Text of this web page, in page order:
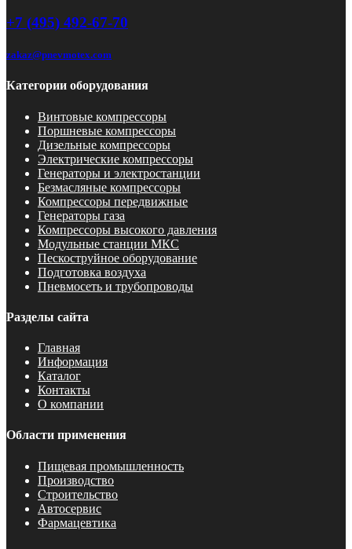
+7 (495) 492-67-70
zakaz@pnevmotex.com
Категории оборудования
Винтовые компрессоры
Поршневые компрессоры
Дизельные компрессоры
Электрические компрессоры
Генераторы и электростанции
Безмасляные компрессоры
Компрессоры передвижные
Генераторы газа
Компрессоры высокого давления
Модульные станции МКС
Пескоструйное оборудование
Подготовка воздуха
Пневмосеть и трубопроводы
Разделы сайта
Главная
Информация
Каталог
Контакты
О компании
Области применения
Пищевая промышленность
Производство
Строительство
Автосервис
Фармацевтика